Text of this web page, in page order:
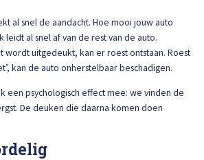
Afspraak maken
al snel de aandacht. Hoe mooi jouw auto
leidt al snel af van de rest van de auto.
wordt uitgedeukt, kan er roest ontstaan. Roest
kan de auto onherstelbaar beschadigen.
een psychologisch effect mee: we vinden de
De deuken die daarna komen doen